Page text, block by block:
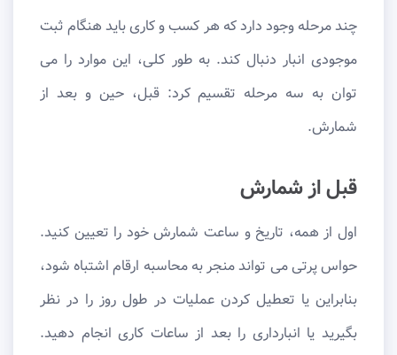
چند مرحله وجود دارد که هر کسب و کاری باید هنگام ثبت
موجودی انبار دنبال کند. به طور کلی، این موارد را می
توان به سه مرحله تقسیم کرد: قبل، حین و بعد از
شمارش.
قبل از شمارش
اول از همه، تاریخ و ساعت شمارش خود را تعیین کنید.
حواس پرتی می تواند منجر به محاسبه ارقام اشتباه شود،
بنابراین یا تعطیل کردن عملیات در طول روز را در نظر
بگیرید یا انبارداری را بعد از ساعات کاری انجام دهید.